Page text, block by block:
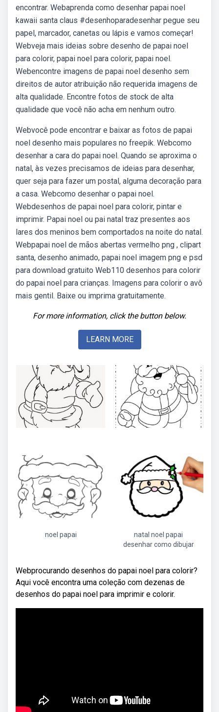
encontrar. Webaprenda como desenhar papai noel
kawaii santa claus #desenhoparadesenhar pegue seu
papel, marcador, canetas ou lápis e vamos começar!
Webveja mais ideias sobre desenho de papai noel
para colorir, papai noel para colorir, papai noel.
Webencontre imagens de papai noel desenho sem
direitos de autor atribuição não requerida imagens de
alta qualidade. Encontre fotos de stock de alta
qualidade que você não acha em nenhum outro.
Webvocê pode encontrar e baixar as fotos de papai
noel desenho mais populares no freepik. Webcomo
desenhar a cara do papai noel. Quando se aproxima o
natal, às vezes precisamos de ideias para desenhar,
quer seja para fazer um postal, alguma decoração para
a casa. Webcomo desenhar o papai noel.
Webdesenhos de papai noel para colorir, pintar e
imprimir. Papai noel ou pai natal traz presentes aos
lares dos meninos bem comportados na noite do natal.
Webpapai noel de mãos abertas vermelho png , clipart
santa, desenho animado, papai noel imagem png e psd
para download gratuito Web110 desenhos para colorir
do papai noel para crianças. Imagens para colorir o avô
mais gentil. Baixe ou imprima gratuitamente.
For more information, click the button below.
LEARN MORE
noel papai
natal noel papai
desenhar como dibujar
Webprocurando desenhos do papai noel para colorir?
Aqui você encontra uma coleção com dezenas de
desenhos do papai noel para imprimir e colorir.